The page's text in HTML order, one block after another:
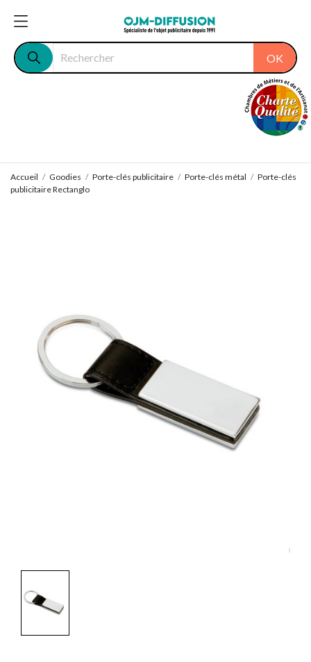
OK
Accueil Goodies Porte-clés publicitaire Porte-clés métal
Porte-clés
publicitaire Rectanglo